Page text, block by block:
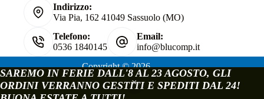
SAREMO IN FERIE DALL'8 AL 23 AGOSTO, GLI
ORDINI VERRANNO GESTITI E SPEDITI DAL 24!
Indirizzo:
Via Pia, 162 41049 Sassuolo (MO)
Telefono:
0536 1840145
Email:
info@blucomp.it
Copyright © 2026
Blucomp Snc di Padovani Matteo e c.
P.IVA e C.F. 02241070362